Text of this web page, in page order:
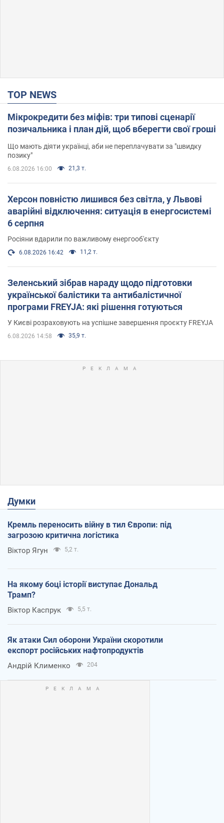
TOP NEWS
Мікрокредити без міфів: три типові сценарії
позичальника і план дій, щоб вберегти свої гроші
Що мають діяти українці, аби не переплачувати за "швидку
позику"
6.08.2026 16:00 21,3 т.
Херсон повністю лишився без світла, у Львові
аварійні відключення: ситуація в енергосистемі
6 серпня
Росіяни вдарили по важливому енергооб'єкту
6.08.2026 16:42 11,2 т.
Зеленський зібрав нараду щодо підготовки
української балістики та антибалістичної
програми FREYJA: які рішення готуються
У Києві розраховують на успішне завершення проєкту FREYJA
6.08.2026 14:58 35,9 т.
Думки
Кремль переносить війну в тил Європи: під
загрозою критична логістика
Віктор Ягун 5,2 т.
На якому боці історії виступає Дональд
Трамп?
Віктор Каспрук 5,5 т.
Як атаки Сил оборони України скоротили
експорт російських нафтопродуктів
Андрій Клименко 204